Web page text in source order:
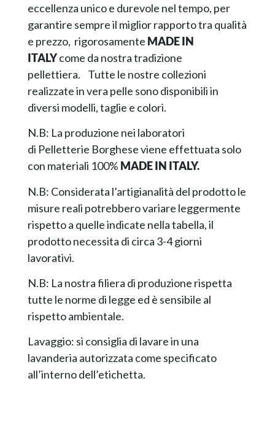
eccellenza unico e durevole nel tempo, per
garantire sempre il miglior rapporto tra qualità
e prezzo, rigorosamente MADE IN
ITALYcome da nostra tradizione
pellettiera. Tutte le nostre collezioni
realizzate in vera pelle sono disponibili in
diversi modelli, taglie e colori.
N.B: La produzione nei laboratori
di Pelletterie Borghese viene effettuata solo
con materiali 100% MADE IN ITALY.
N.B: Considerata l’artigianalità del prodotto le
misure reali potrebbero variare leggermente
rispetto a quelle indicate nella tabella, il
prodotto necessita di circa 3-4 giorni
lavorativi.
N.B: La nostra filiera di produzione rispetta
tutte le norme di legge ed è sensibile al
rispetto ambientale.
Lavaggio: si consiglia di lavare in una
lavanderia autorizzata come specificato
all’interno dell’etichetta.